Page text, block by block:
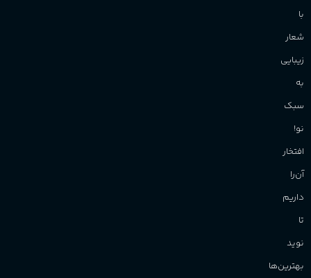
با
شعار
زیبایی
به
سبک
نو!
افتخار
آن‌را
داریم
تا
نوید
بهترین‌ها